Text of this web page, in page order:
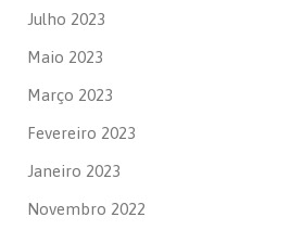
Julho 2023
Maio 2023
Março 2023
Fevereiro 2023
Janeiro 2023
Novembro 2022